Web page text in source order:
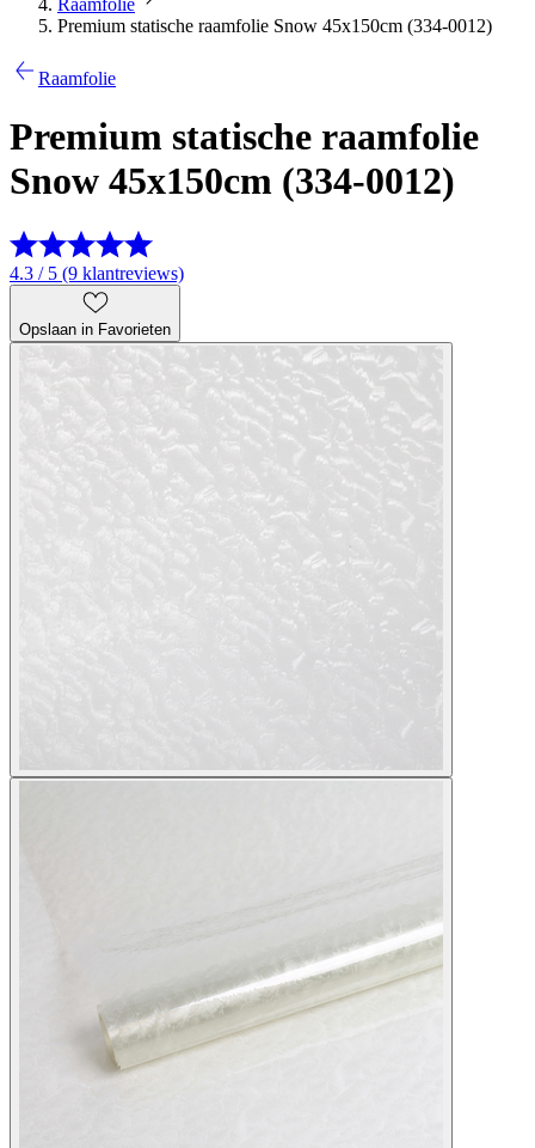
Raamfolie
Premium statische raamfolie Snow 45x150cm (334-0012)
Raamfolie
Premium statische raamfolie
Snow 45x150cm (334-0012)
4.3 / 5 (9 klantreviews)
Opslaan in Favorieten